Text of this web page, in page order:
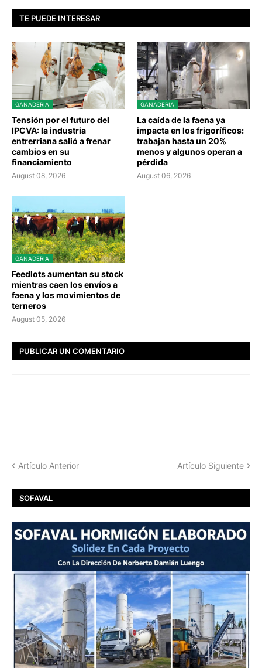
TE PUEDE INTERESAR
GANADERIA
Tensión por el futuro del
IPCVA: la industria
entrerriana salió a frenar
cambios en su
financiamiento
August 08, 2026
GANADERIA
La caída de la faena ya
impacta en los frigoríficos:
trabajan hasta un 20%
menos y algunos operan a
pérdida
August 06, 2026
GANADERIA
Feedlots aumentan su stock
mientras caen los envíos a
faena y los movimientos de
terneros
August 05, 2026
PUBLICAR UN COMENTARIO
Artículo Anterior Artículo Siguiente
SOFAVAL